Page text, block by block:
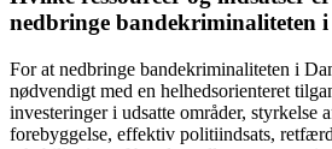
nedbringe bandekriminaliteten
For at nedbringe bandekriminaliteten i
nødvendigt med en helhedsorienteret
investeringer i udsatte områder, styrkelse
forebyggelse, effektiv politiindsats,